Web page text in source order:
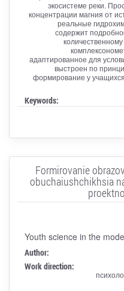
экосистеме реки.
концентрации магния от
реальные
содержит
адаптированное для
выстроен по
формирование у
Keywords:
Formirovanie
obuchaiushchikhsia
Youth science in the
Author:
Work direction: